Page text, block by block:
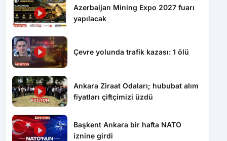
Azerbaijan Mining Expo 2027 fuarı
yapılacak
Çevre yolunda trafik kazası: 1 ölü
Ankara Ziraat Odaları; hububat alım
fiyatları çiftçimizi üzdü
Başkent Ankara bir hafta NATO
iznine girdi